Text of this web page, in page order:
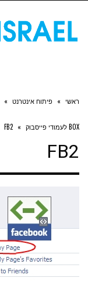
ראשי » פיתוח אינטרנט »
BOX לעמודי פייסבוק »
FB2
FB2